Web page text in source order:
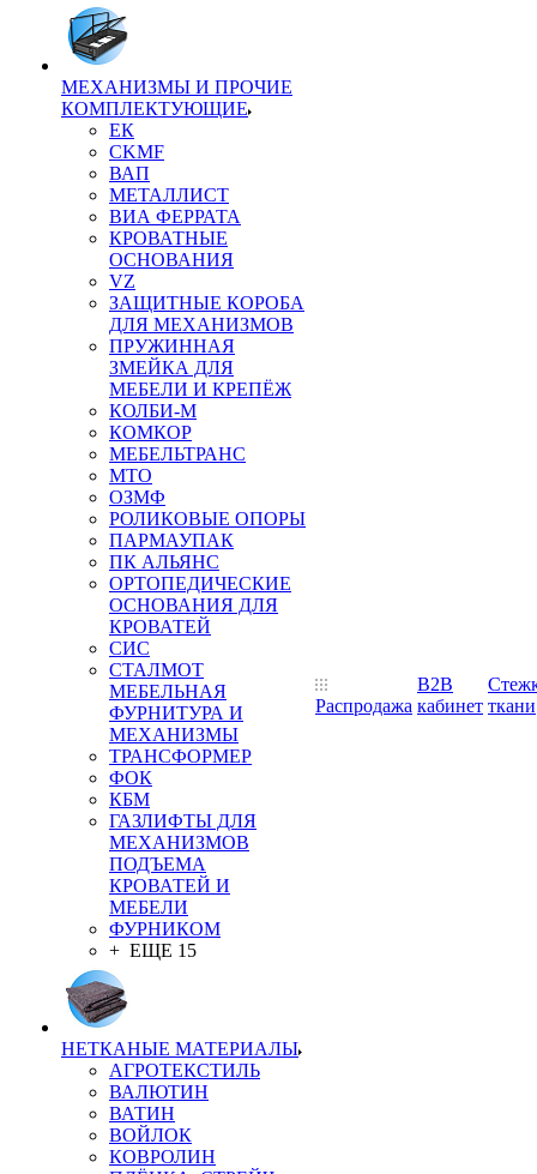
МЕХАНИЗМЫ И ПРОЧИЕ
КОМПЛЕКТУЮЩИЕ
ЕК
CKMF
ВАП
МЕТАЛЛИСТ
ВИА ФЕРРАТА
КРОВАТНЫЕ
ОСНОВАНИЯ
VZ
ЗАЩИТНЫЕ КОРОБА
ДЛЯ МЕХАНИЗМОВ
ПРУЖИННАЯ
ЗМЕЙКА ДЛЯ
МЕБЕЛИ И КРЕПЁЖ
КОЛБИ-М
КОМКОР
МЕБЕЛЬТРАНС
MTO
ОЗМФ
РОЛИКОВЫЕ ОПОРЫ
ПАРМАУПАК
ПК АЛЬЯНС
ОРТОПЕДИЧЕСКИЕ
ОСНОВАНИЯ ДЛЯ
КРОВАТЕЙ
СИС
СТАЛМОТ
МЕБЕЛЬНАЯ
ФУРНИТУРА И
МЕХАНИЗМЫ
ТРАНСФОРМЕР
ФОК
КБМ
ГАЗЛИФТЫ ДЛЯ
МЕХАНИЗМОВ
ПОДЪЕМА
КРОВАТЕЙ И
МЕБЕЛИ
ФУРНИКОМ
+ ЕЩЕ 15
НЕТКАНЫЕ МАТЕРИАЛЫ
АГРОТЕКСТИЛЬ
ВАЛЮТИН
ВАТИН
ВОЙЛОК
КОВРОЛИН
Распродажа
B2B
кабинет ткани